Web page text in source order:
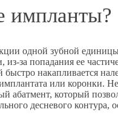
импланты?
одной зубной
за попадания ее
накапливается
или коронки.
который
десневого контура,